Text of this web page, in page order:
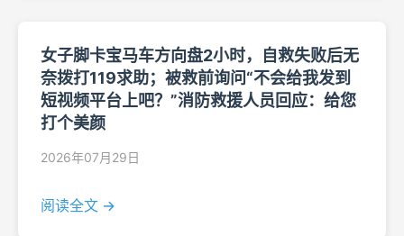
女子脚卡宝马车方向盘2小时，自救失败后无
奈拨打119求助；被救前询问“不会给我发到
短视频平台上吧？”消防救援人员回应：给您
打个美颜
2026年07月29日
阅读全文 →